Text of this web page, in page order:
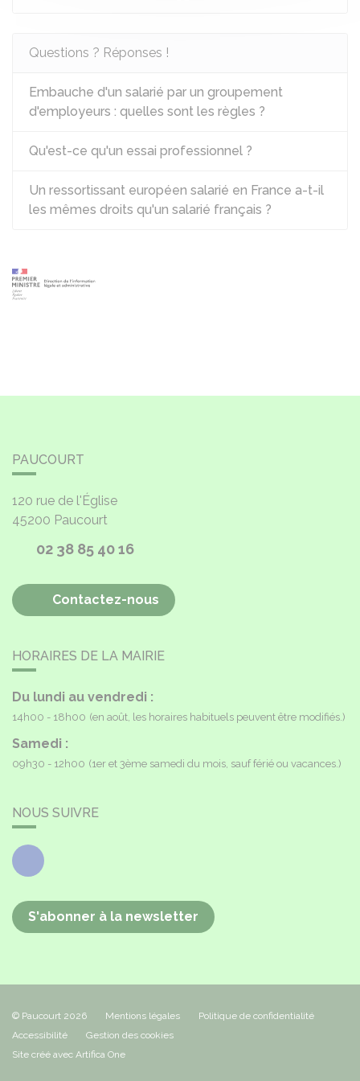
Questions ? Réponses !
Embauche d'un salarié par un groupement
d'employeurs : quelles sont les règles ?
Qu'est-ce qu'un essai professionnel ?
Un ressortissant européen salarié en France a-t-il
les mêmes droits qu'un salarié français ?
PAUCOURT
120 rue de l'Église
45200 Paucourt
02 38 85 40 16
Contactez-nous
HORAIRES DE LA MAIRIE
Du lundi au vendredi :
14h00 - 18h00 (en août, les horaires habituels peuvent être modifiés.)
Samedi :
09h30 - 12h00 (1er et 3ème samedi du mois, sauf férié ou vacances.)
NOUS SUIVRE
Facebook
S'abonner à la newsletter
© Paucourt 2026 Mentions légales
Politique de confidentialité
Accessibilité
Gestion des cookies
Site créé avec Artifica One